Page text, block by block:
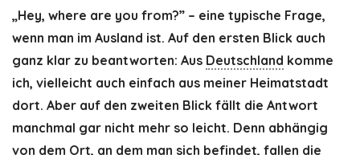
„Hey, where are you from?” – eine typische Frage,
wenn man im Ausland ist. Auf den ersten Blick auch
ganz klar zu beantworten: Aus Deutschland komme
ich, vielleicht auch einfach aus meiner Heimatstadt
dort. Aber auf den zweiten Blick fällt die Antwort
manchmal gar nicht mehr so leicht. Denn abhängig
von dem Ort, an dem man sich befindet, fallen die